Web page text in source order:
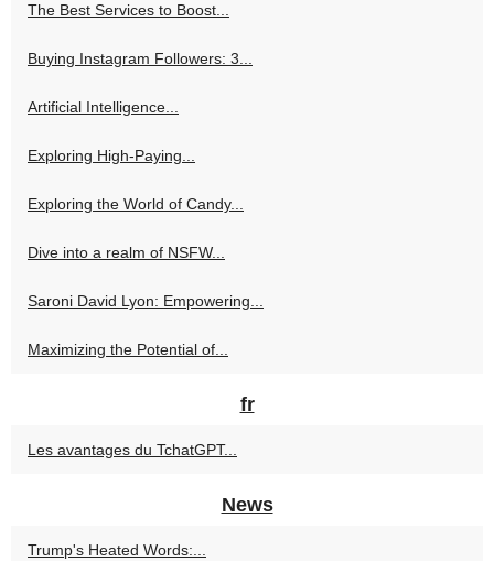
The Best Services to Boost...
Buying Instagram Followers: 3...
Artificial Intelligence...
Exploring High-Paying...
Exploring the World of Candy...
Dive into a realm of NSFW...
Saroni David Lyon: Empowering...
Maximizing the Potential of...
fr
Les avantages du TchatGPT...
News
Trump's Heated Words:...